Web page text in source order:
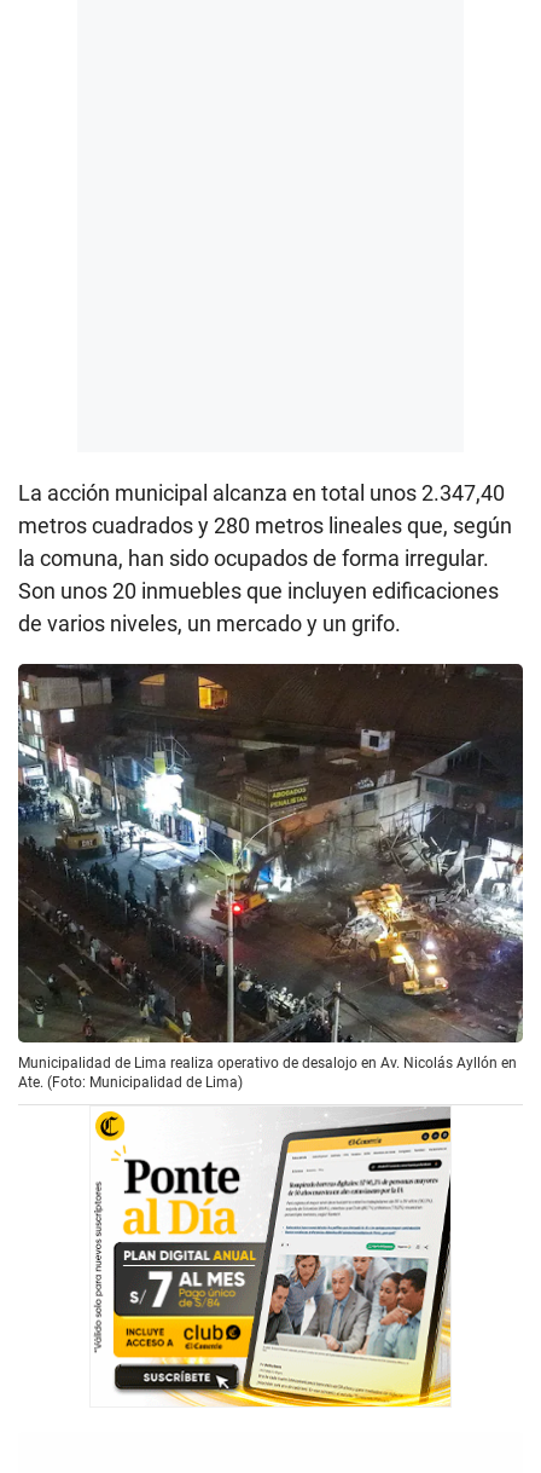
La acción municipal alcanza en total unos 2.347,40
metros cuadrados y 280 metros lineales que, según
la comuna, han sido ocupados de forma irregular.
Son unos 20 inmuebles que incluyen edificaciones
de varios niveles, un mercado y un grifo.
Municipalidad de Lima realiza operativo de desalojo en Av. Nicolás Ayllón en
Ate. (Foto: Municipalidad de Lima)